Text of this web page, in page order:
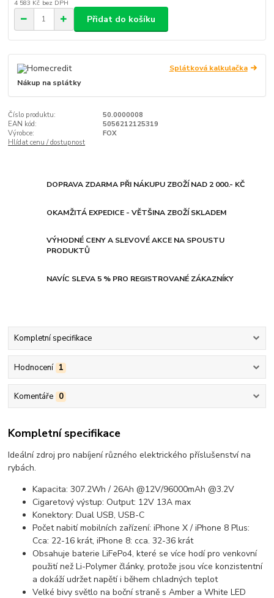
4 583 Kč bez DPH
Přidat do košíku
Splátková kalkulačka
Nákup na splátky
Číslo produktu:
50.0000008
EAN kód:
5056212125319
Výrobce:
FOX
Hlídat cenu / dostupnost
DOPRAVA ZDARMA PŘI NÁKUPU ZBOŽÍ NAD 2 000.- KČ
OKAMŽITÁ EXPEDICE - VĚTŠINA ZBOŽÍ SKLADEM
VÝHODNÉ CENY A SLEVOVÉ AKCE NA SPOUSTU
PRODUKTŮ
NAVÍC SLEVA 5 % PRO REGISTROVANÉ ZÁKAZNÍKY
Kompletní specifikace
Hodnocení 1
Komentáře 0
Kompletní specifikace
Ideální zdroj pro nabíjení různého elektrického příslušenství na
rybách.
Kapacita: 307.2Wh / 26Ah @12V/96000mAh @3.2V
Cigaretový výstup: Output: 12V 13A max
Konektory: Dual USB, USB-C
Počet nabití mobilních zařízení: iPhone X / iPhone 8 Plus:
Cca: 22-16 krát, iPhone 8: cca. 32-36 krát
Obsahuje baterie LiFePo4, které se více hodí pro venkovní
použití než Li-Polymer články, protože jsou více konzistentní
a dokáží udržet napětí i během chladných teplot
Velké bivy světlo na boční straně s Amber a White LED